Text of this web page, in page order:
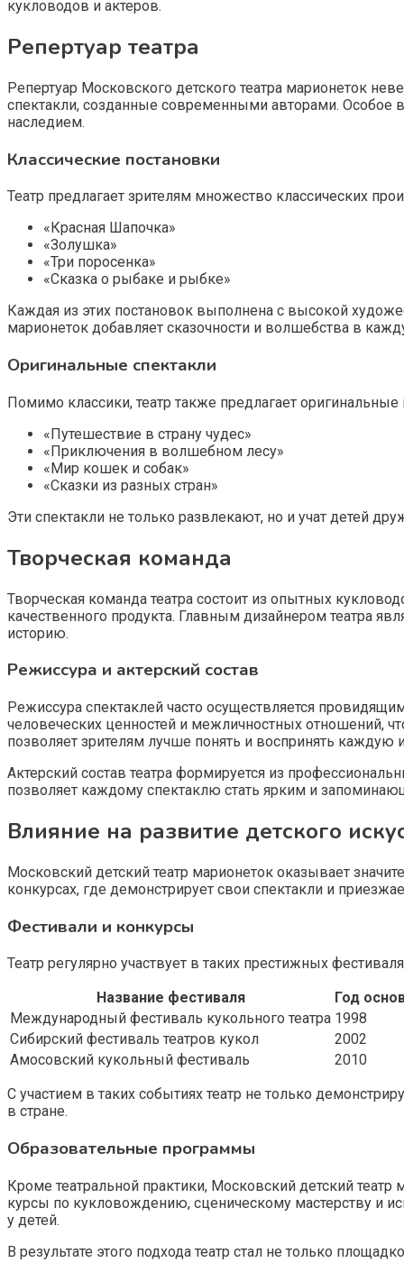
кукловодов и актеров.
Репертуар театра
Репертуар Московского детского театра марионеток
спектакли, созданные современными авторами. Особое
наследием.
Классические постановки
Театр предлагает зрителям множество классических
«Красная Шапочка»
«Золушка»
«Три поросенка»
«Сказка о рыбаке и рыбке»
Каждая из этих постановок выполнена с высокой
марионеток добавляет сказочности и волшебства в
Оригинальные спектакли
Помимо классики, театр также предлагает
«Путешествие в страну чудес»
«Приключения в волшебном лесу»
«Мир кошек и собак»
«Сказки из разных стран»
Эти спектакли не только развлекают, но и учат детей
Творческая команда
Творческая команда театра состоит из опытных
качественного продукта. Главным дизайнером театра
историю.
Режиссура и актерский состав
Режиссура спектаклей часто осуществляется
человеческих ценностей и межличностных отношений,
позволяет зрителям лучше понять и воспринять каждую
Актерский состав театра формируется из
позволяет каждому спектаклю стать ярким и
Влияние на развитие детского
Московский детский театр марионеток оказывает
конкурсах, где демонстрирует свои спектакли и
Фестивали и конкурсы
Театр регулярно участвует в таких престижных
Название фестиваля
Год
Международный фестиваль кукольного театра 1998
Сибирский фестиваль театров кукол
2002
Амосовский кукольный фестиваль
2010
С участием в таких событиях театр не только
в стране.
Образовательные программы
Кроме театральной практики, Московский детский
курсы по кукловождению, сценическому мастерству и
у детей.
В результате этого подхода театр стал не только